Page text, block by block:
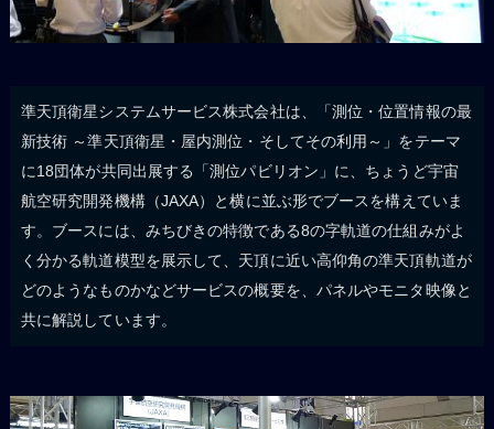
準天頂衛星システムサービス株式会社は、「測位・位置情報の最
新技術 ～準天頂衛星・屋内測位・そしてその利用～」をテーマ
に18団体が共同出展する「測位パビリオン」に、ちょうど宇宙
航空研究開発機構（JAXA）と横に並ぶ形でブースを構えていま
す。ブースには、みちびきの特徴である8の字軌道の仕組みがよ
く分かる軌道模型を展示して、天頂に近い高仰角の準天頂軌道が
どのようなものかなどサービスの概要を、パネルやモニタ映像と
共に解説しています。